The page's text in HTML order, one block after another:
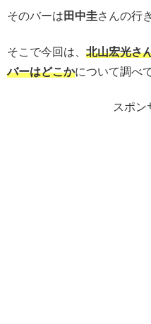
そのバーは 田中圭さんの行
そこで今回は、 北山宏光さ
バーはどこかについて調べ
スポン